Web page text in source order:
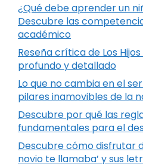
¿Qué debe aprender un
Descubre las
académico
Reseña crítica de Los
profundo y detallado
Lo que no cambia en el
pilares inamovibles de la
Descubre por qué las
fundamentales para el
Descubre cómo disfrutar
novio te llamaba’ y sus